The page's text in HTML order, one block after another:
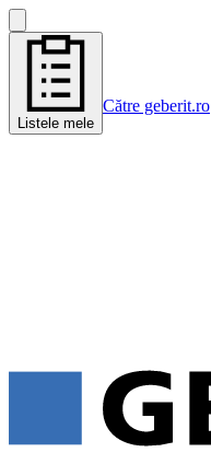
Listele mele
Către geberit.ro